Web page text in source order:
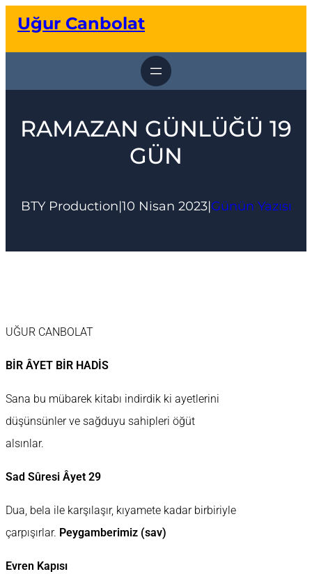
geçUğur Canbolat
RAMAZAN GÜNLÜĞÜ 19
GÜN
BTY Production|10 Nisan 2023|Günün Yazısı
UĞUR CANBOLAT
BİR ÂYET BİR HADİS
Sana bu mübarek kitabı indirdik ki ayetlerini
düşünsünler ve sağduyu sahipleri öğüt
alsınlar.
Sad Sûresi Âyet 29
Dua, bela ile karşılaşır, kıyamete kadar birbiriyle
çarpışırlar. Peygamberimiz (sav)
Evren Kapısı